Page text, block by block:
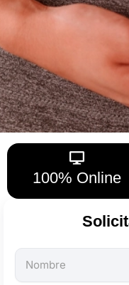
100% Online
Todos
los